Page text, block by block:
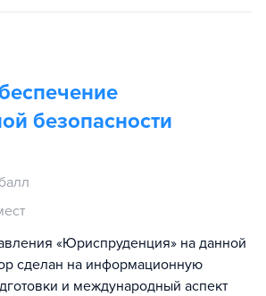
безопасности
«Юриспруденция» на данной
сделан на информационную
и международный аспект